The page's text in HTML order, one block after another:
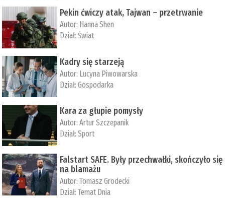
Pekin ćwiczy atak, Tajwan – przetrwanie
Autor: ­Hanna Shen
Dział:Świat
Kadry się starzeją
Autor: Lucyna Piwowarska
Dział:Gospodarka
Kara za głupie pomysły
Autor:Artur Szczepanik
Dział:Sport
Falstart SAFE. Były przechwałki, skończyło się
na blamażu
Autor:Tomasz Grodecki
Dział:Temat Dnia